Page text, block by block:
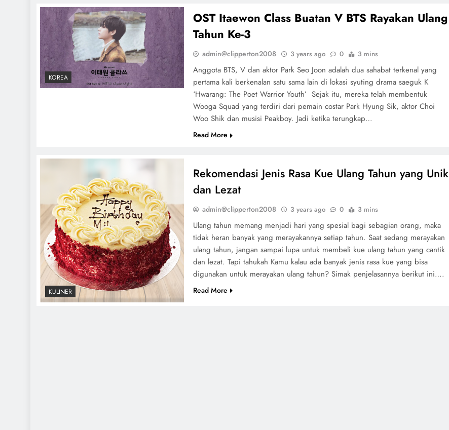
KOREA
OST Itaewon Class Buatan V BTS Rayakan Ulang
Tahun Ke-3
admin@clipperton2008 3 years ago 0 3 mins
Anggota BTS, V dan aktor Park Seo Joon adalah dua sahabat terkenal yang
pertama kali berkenalan satu sama lain di lokasi syuting drama saeguk K
‘Hwarang: The Poet Warrior Youth’ Sejak itu, mereka telah membentuk
Wooga Squad yang terdiri dari pemain costar Park Hyung Sik, aktor Choi
Woo Shik dan musisi Peakboy. Jadi ketika terungkap…
Read More
KULINER
Rekomendasi Jenis Rasa Kue Ulang Tahun yang Unik
dan Lezat
admin@clipperton2008 3 years ago 0 3 mins
Ulang tahun memang menjadi hari yang spesial bagi sebagian orang, maka
tidak heran banyak yang merayakannya setiap tahun. Saat sedang merayakan
ulang tahun, jangan sampai lupa untuk membeli kue ulang tahun yang cantik
dan lezat. Tapi tahukah Kamu kalau ada banyak jenis rasa kue yang bisa
digunakan untuk merayakan ulang tahun? Simak penjelasannya berikut ini….
Read More